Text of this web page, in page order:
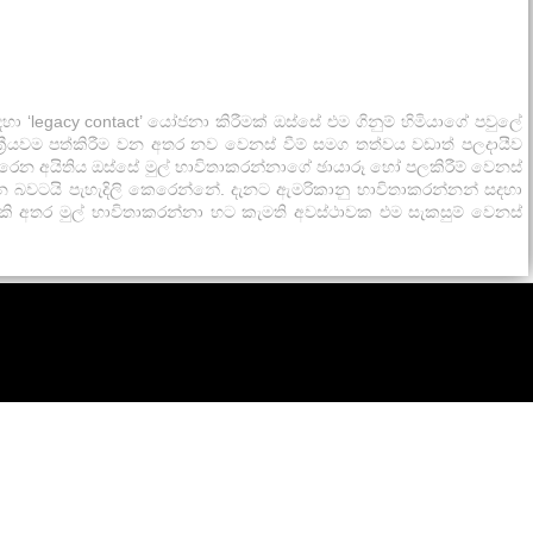
contact’ යෝජනා කිරීමක් ඔස්සේ එම ගිනුම් හිමියාගේ පවුලේ
පත්කිරීම වන අතර නව වෙනස් වීම් සමග තත්වය වඩාත් පලදායීව
අයිතිය ඔස්සේ මුල් භාවිතාකරන්නාගේ ඡායාරූ හෝ පලකිරීම් වෙනස්
පැහැදිලි කෙරෙන්නේ. දැනට ඇමරිකානු භාවිතාකරන්නන් සදහා
අතර මුල් භාවිතාකරන්නා හට කැමති අවස්ථාවක එම සැකසුම් වෙනස්